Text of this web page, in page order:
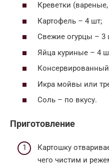
Креветки
Картофель – 4 шт;
Свежие огурцы – 3
Яйца куриные – 4
Икра мойвы или
Соль – по вкусу.
Приготовление
Картошку
чего чистим и